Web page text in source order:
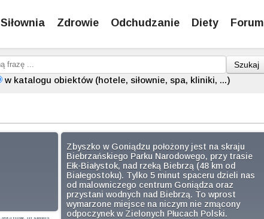
Siłownia Zdrowie Odchudzanie Diety Forum
Szukaj
w katalogu obiektów (hotele, siłownie, spa, kliniki, ...)
Zbyszko w Goniądzu położony jest na skraju
Biebrzańskiego Parku Narodowego, przy trasie
Ełk-Białystok, nad rzeką Biebrzą (48 km od
Białegostoku). Tylko 5 minut spaceru dzieli nas
od malowniczego centrum Goniądza oraz
przystani wodnych nad Biebrzą. To wprost
wymarzone miejsce na niczym nie zmącony
odpoczynek w Zielonych Płucach Polski.